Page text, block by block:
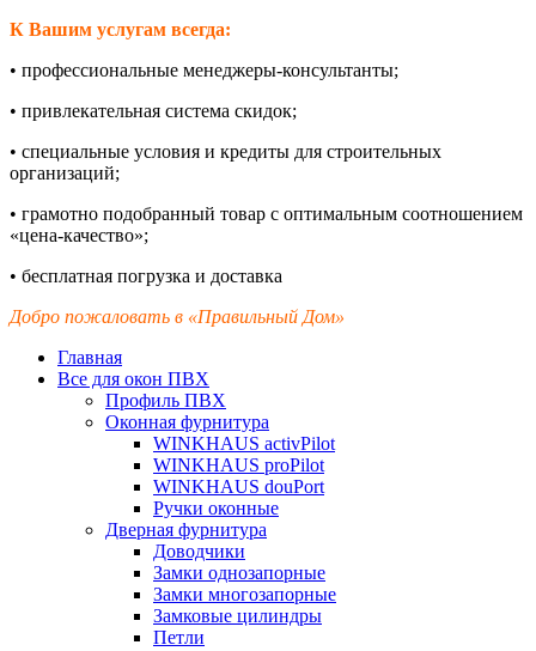
К Вашим услугам всегда:
• профессиональные менеджеры-консультанты;
• привлекательная система скидок;
• специальные условия и кредиты для строительных
организаций;
• грамотно подобранный товар с оптимальным соотношением
«цена-качество»;
• бесплатная погрузка и доставка
Добро пожаловать в «Правильный Дом»
Главная
Все для окон ПВХ
Профиль ПВХ
Оконная фурнитура
WINKHAUS activPilot
WINKHAUS proPilot
WINKHAUS douPort
Ручки оконные
Дверная фурнитура
Доводчики
Замки однозапорные
Замки многозапорные
Замковые цилиндры
Петли